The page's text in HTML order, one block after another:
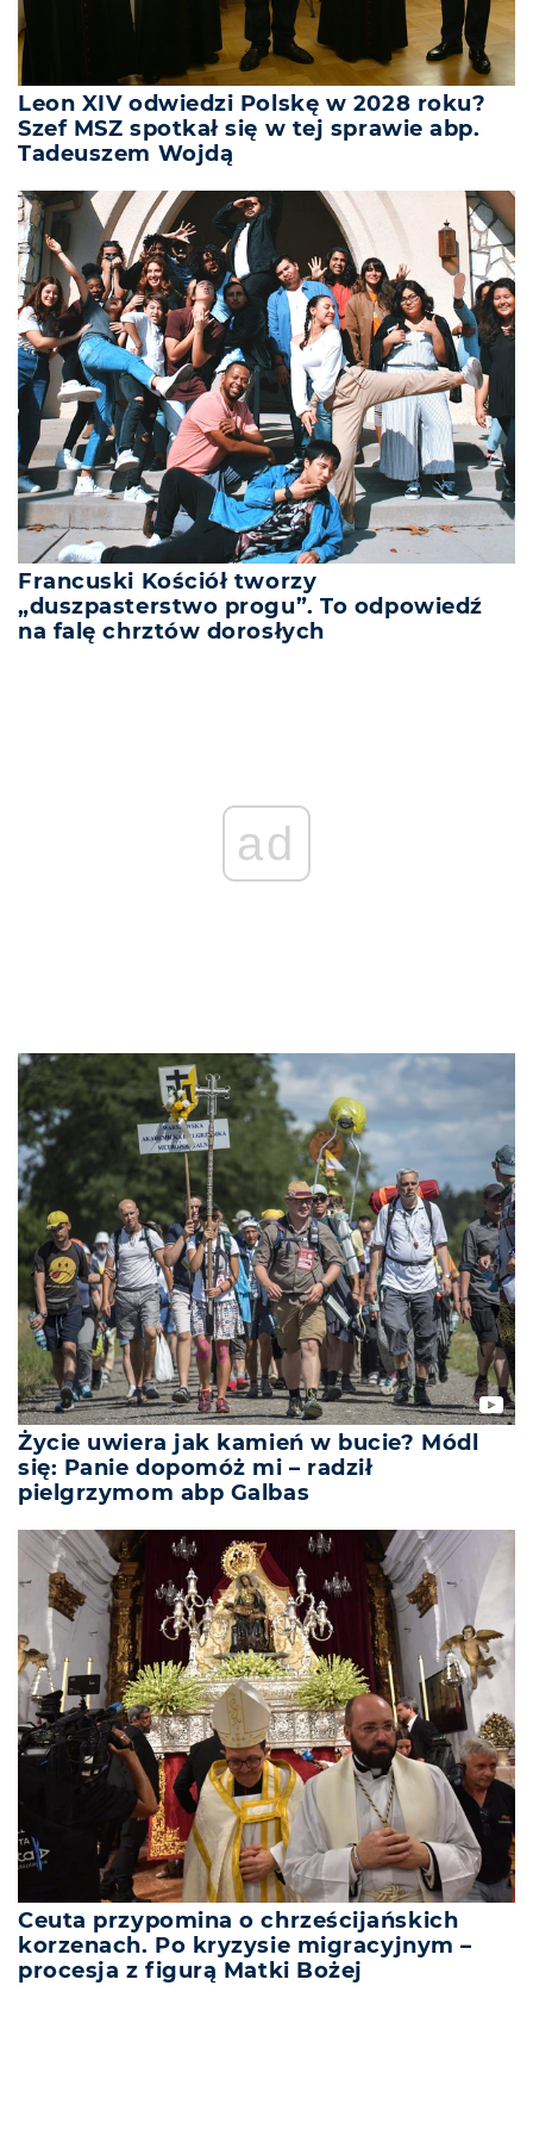
Leon XIV odwiedzi Polskę w 2028 roku?
Szef MSZ spotkał się w tej sprawie abp.
Tadeuszem Wojdą
Francuski Kościół tworzy
„duszpasterstwo progu”. To odpowiedź
na falę chrztów dorosłych
ad
Życie uwiera jak kamień w bucie? Módl
się: Panie dopomóż mi – radził
pielgrzymom abp Galbas
Ceuta przypomina o chrześcijańskich
korzenach. Po kryzysie migracyjnym –
procesja z figurą Matki Bożej